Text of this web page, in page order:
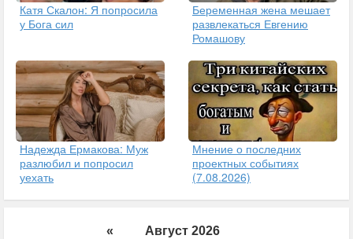
Катя Скалон: Я попросила
у Бога сил
Беременная жена мешает
развлекаться Евгению
Ромашову
Надежда Ермакова: Муж
разлюбил и попросил
уехать
Мнение о последних
проектных событиях
(7.08.2026)
«
Август 2026